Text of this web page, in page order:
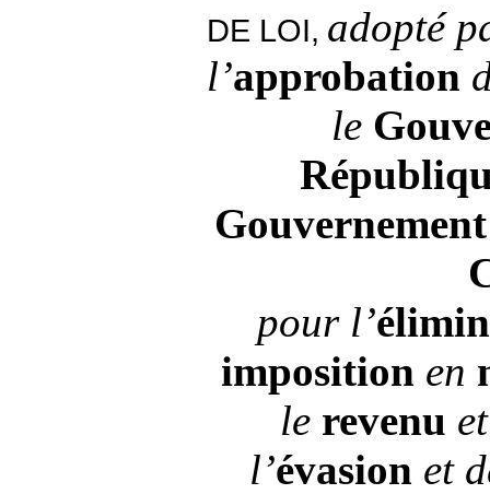
DE LOI, adopté
l’approbation
le
pour l’
imposition en
le revenu
l’évasion et